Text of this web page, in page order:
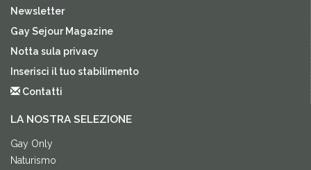
Newsletter
Gay Sejour Magazine
Notta sula privacy
Inserisci il tuo stabilimento
Contatti
LA NOSTRA SELEZIONE
Gay Only
Naturismo